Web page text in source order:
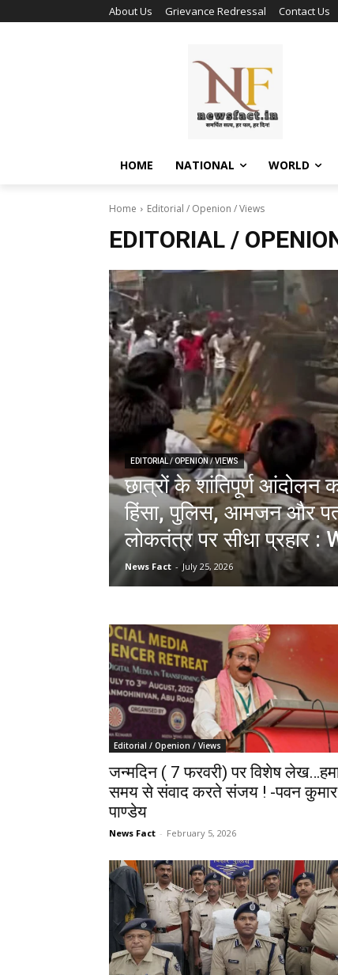
About Us Grievance Redressal Contact Us
HOME NATIONAL WORLD
Home Editorial / Openion / Views
EDITORIAL /
EDITORIAL / OPENION / VIEWS
छात्रों के शांतिपूर्ण आंदोलन
हिंसा, पुलिस, आमजन और
लोकतंत्र पर सीधा प्रहार :
News Fact - July 25, 2026
Editorial / Openion / Views
जन्मदिन ( 7 फरवरी) पर विशेष
समय से संवाद करते संजय ! -पवन कुमार
पाण्डेय
News Fact - February 5, 2026